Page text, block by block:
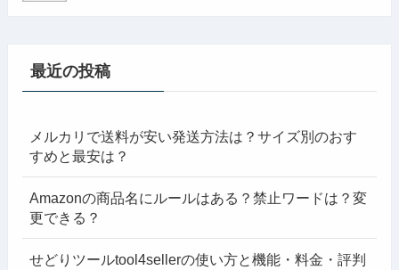
最近の投稿
メルカリで送料が安い発送方法は？サイズ別のおす
すめと最安は？
Amazonの商品名にルールはある？禁止ワードは？変
更できる？
せどりツールtool4sellerの使い方と機能・料金・評判